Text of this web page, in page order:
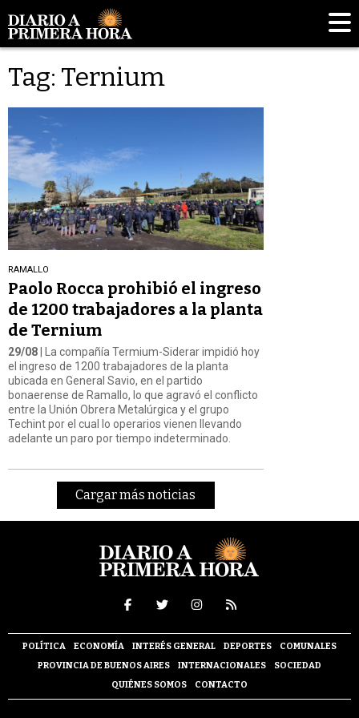
Tag: Ternium
RAMALLO
Paolo Rocca prohibió el ingreso
de 1200 trabajadores a la planta
de Ternium
29/08 | La compañía Termium-Siderar impidió hoy
el ingreso de 1200 trabajadores de la planta
ubicada en General Savio, en el partido
bonaerense de Ramallo, lo que agravó el conflicto
entre la Unión Obrera Metalúrgica y el grupo
Techint por el cual lo operarios vienen llevando
adelante un paro por tiempo indeterminado.
Cargar más noticias
POLÍTICA ECONOMÍA INTERÉS GENERAL DEPORTES
COMUNALES
PROVINCIA DE BUENOS AIRES
INTERNACIONALES
SOCIEDAD
QUIÉNES SOMOS
CONTACTO